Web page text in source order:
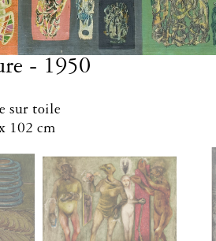
- 1950
sur toile
102 cm